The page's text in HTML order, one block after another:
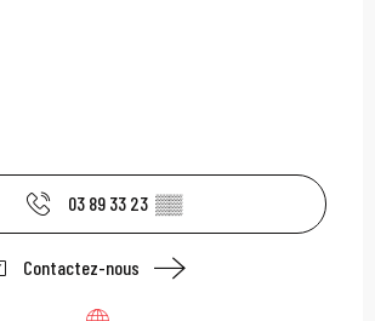
03 89 33 23 ▒▒
Contactez-nous